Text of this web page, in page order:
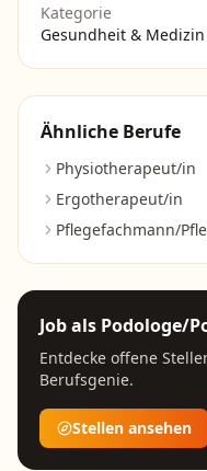
Kategorie
Gesundheit & Medizin
Ähnliche Berufe
Physiotherapeut/in
Ergotherapeut/in
Pflegefachmann/
Job als Podologe/
Entdecke offene
Berufsgenie.
Stellen ansehen